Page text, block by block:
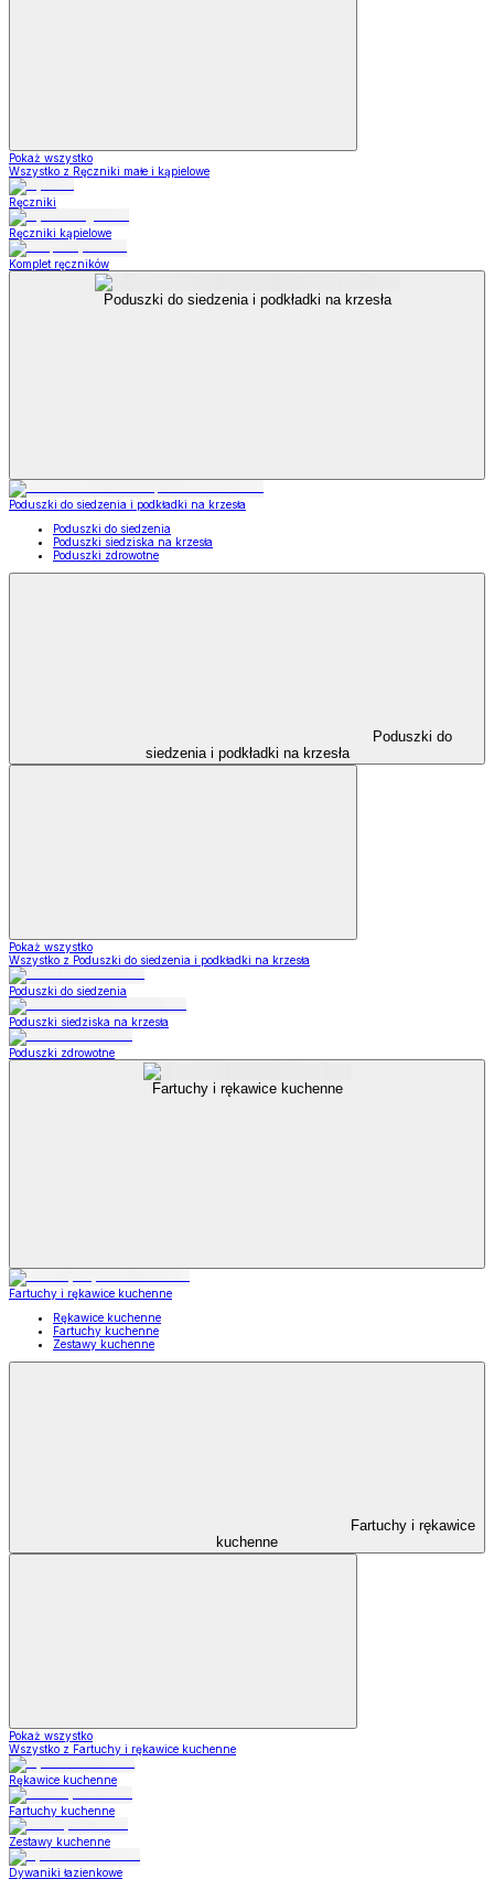
Pokaż wszystko
Wszystko z Ręczniki małe i kąpielowe
Ręczniki
Ręczniki kąpielowe
Komplet ręczników
Poduszki do siedzenia i podkładki na krzesła
Poduszki do siedzenia i podkładki na krzesła
Poduszki do siedzenia
Poduszki siedziska na krzesła
Poduszki zdrowotne
Poduszki do
siedzenia i podkładki na krzesła
Pokaż wszystko
Wszystko z Poduszki do siedzenia i podkładki na krzesła
Poduszki do siedzenia
Poduszki siedziska na krzesła
Poduszki zdrowotne
Fartuchy i rękawice kuchenne
Fartuchy i rękawice kuchenne
Rękawice kuchenne
Fartuchy kuchenne
Zestawy kuchenne
Fartuchy i rękawice
kuchenne
Pokaż wszystko
Wszystko z Fartuchy i rękawice kuchenne
Rękawice kuchenne
Fartuchy kuchenne
Zestawy kuchenne
Dywaniki łazienkowe